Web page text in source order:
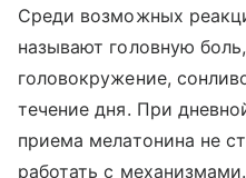
Среди возможных
называют головную
головокружение,
течение дня. При
приема мелатонина не
работать с механизмами.